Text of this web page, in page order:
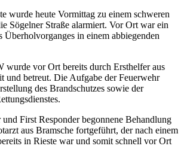
wurde heute Vormittag zu einem schweren
Sögelner Straße alarmiert. Vor Ort war ein
Überholvorganges in einem abbiegenden
wurde vor Ort bereits durch Ersthelfer aus
und betreut. Die Aufgabe der Feuerwehr
des Brandschutzes sowie der
First Responder begonnene Behandlung
aus Bramsche fortgeführt, der nach einem
in Rieste war und somit schnell vor Ort